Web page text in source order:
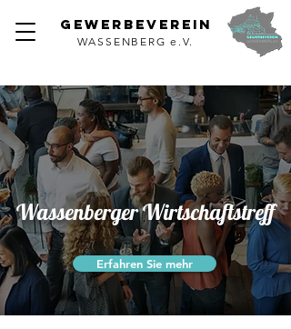
GEWERBEVEREIN
WASSENBERG e.V.
Wassenberger Wirtschaftstreff
Erfahren Sie mehr